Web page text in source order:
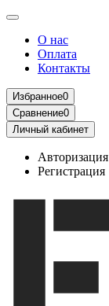
О нас
Оплата
Контакты
Избранное0
Сравнение0
Личный кабинет
Авторизация
Регистрация